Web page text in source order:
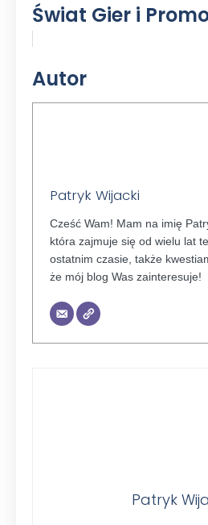
Świat Gier i
Autor
Patryk Wijacki
Cześć Wam! Mam na imię
która zajmuje się od wielu lat
ostatnim czasie, także
że mój blog Was zainteresuje!
Patryk